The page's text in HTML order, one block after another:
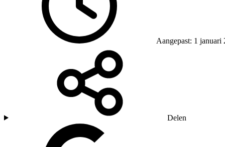
Aangepast: 1 januari
Delen